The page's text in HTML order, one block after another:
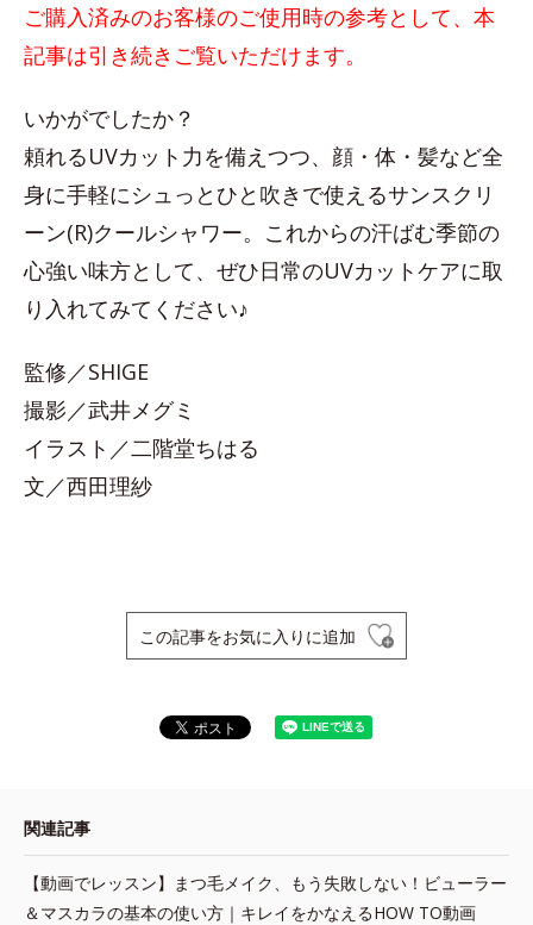
ご購入済みのお客様のご使用時の参考として、本
記事は引き続きご覧いただけます。
いかがでしたか？
頼れるUVカット力を備えつつ、顔・体・髪など全
身に手軽にシュっとひと吹きで使えるサンスクリ
ーン(R)クールシャワー。これからの汗ばむ季節の
心強い味方として、ぜひ日常のUVカットケアに取
り入れてみてください♪
監修／SHIGE
撮影／武井メグミ
イラスト／二階堂ちはる
文／西田理紗
この記事をお気に入りに追加
関連記事
【動画でレッスン】まつ毛メイク、もう失敗しない！ビューラー
＆マスカラの基本の使い方｜キレイをかなえるHOW TO動画